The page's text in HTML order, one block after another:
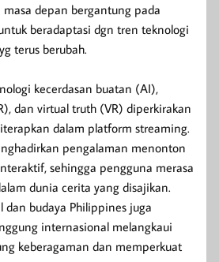
masa depan bergantung pada
beradaptasi dgn tren teknologi
terus berubah.
kecerdasan buatan (AI),
dan virtual truth (VR) diperkirakan
dalam platform streaming.
pengalaman menonton
sehingga pengguna merasa
dunia cerita yang disajikan.
dan budaya Philippines juga
internasional melangkaui
keberagaman dan memperkuat